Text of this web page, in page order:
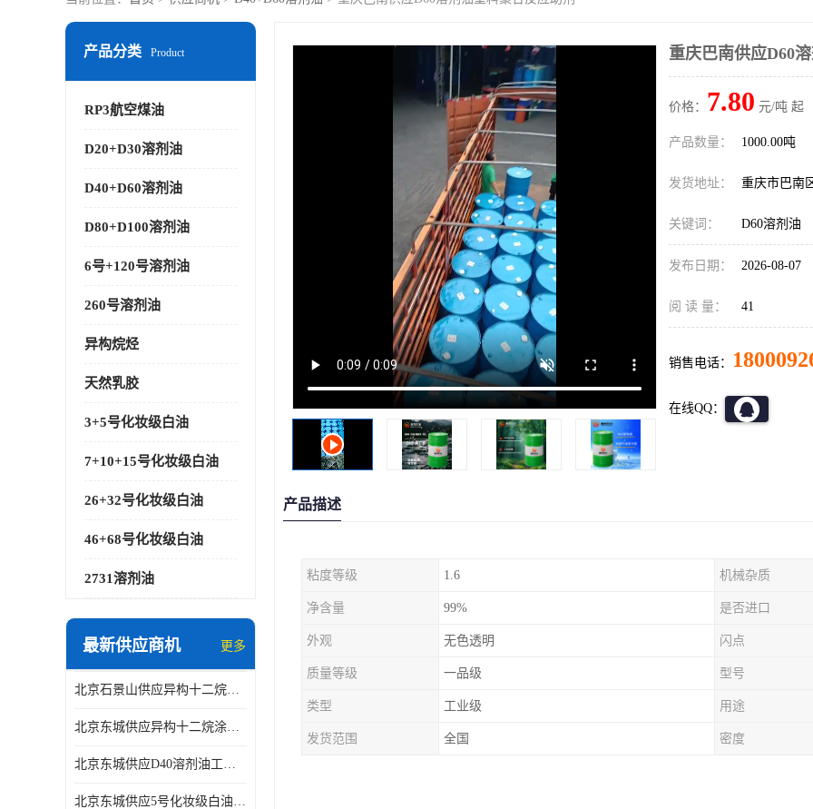
产品分类 Product
RP3航空煤油
D20+D30溶剂油
D40+D60溶剂油
D80+D100溶剂油
6号+120号溶剂油
260号溶剂油
异构烷烃
天然乳胶
3+5号化妆级白油
7+10+15号化妆级白油
26+32号化妆级白油
46+68号化妆级白油
2731溶剂油
最新供应商机 更多
北京石景山供应异构十二烷香精助剂
北京东城供应异构十二烷涂料胶粘油墨稀释剂
北京东城供应D40溶剂油工业金属清洗
北京东城供应5号化妆级白油钻井液润滑剂
重庆巴南供应D60
价格： 7.80 元/吨 起
产品数量： 1000.00吨
发货地址： 重庆市巴南
关键词： D60溶剂油
发布日期： 2026-08-07
阅 读 量： 41
销售电话：
在线QQ：
产品描述
粘度等级 1.6 机械杂质
净含量 99% 是否进口
外观 无色透明 闪点
质量等级 一品级 型号
类型 工业级 用途
发货范围 全国 密度